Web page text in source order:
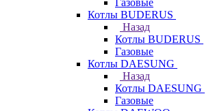
Газовые
Котлы BUDERUS
Назад
Котлы BUDERUS
Газовые
Котлы DAESUNG
Назад
Котлы DAESUNG
Газовые